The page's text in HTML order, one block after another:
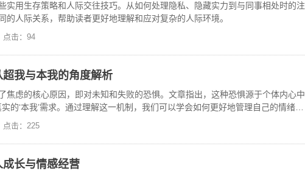
实用生存策略和人际交往技巧。从如何处理隐私、隐藏实力到与同事相处时的注
的人际关系，帮助读者更好地理解和应对复杂的人际环境。
点击：94
我与本我的角度解析
焦虑的核心原因，即对未知和失败的恐惧。文章指出，这种恐惧源于个体内心中
的‘本我’需求。通过理解这一机制，我们可以学会如何更好地管理自己的情绪，
点击：225
长与情感经营